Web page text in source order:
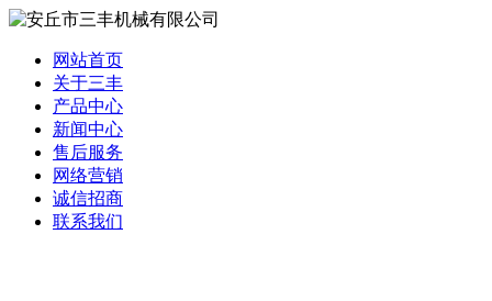
网站首页
关于三丰
产品中心
新闻中心
售后服务
网络营销
诚信招商
联系我们